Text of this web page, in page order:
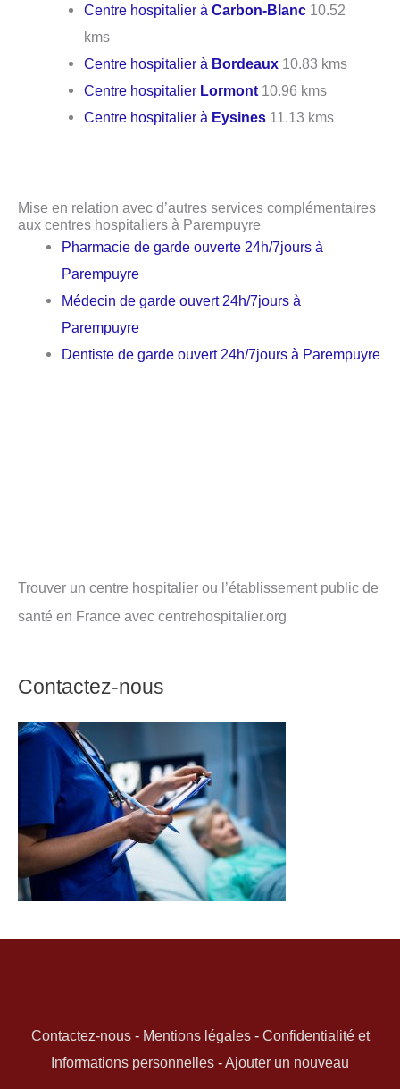
Centre hospitalier àCarbon-Blanc 10.52
kms
Centre hospitalier à Bordeaux 10.83 kms
Centre hospitalier Lormont 10.96 kms
Centre hospitalier à Eysines 11.13 kms
Mise en relation avec d’autres services complémentaires
aux centres hospitaliers à Parempuyre
Pharmacie de garde ouverte 24h/7jours à
Parempuyre
Médecin de garde ouvert 24h/7jours à
Parempuyre
Dentiste de garde ouvert 24h/7jours à Parempuyre
Trouver un centre hospitalier ou l’établissement public de
santé en France avec centrehospitalier.org
Contactez-nous
Contactez-nous- Mentions légales- Confidentialité et
Informations personnelles - Ajouter un nouveau